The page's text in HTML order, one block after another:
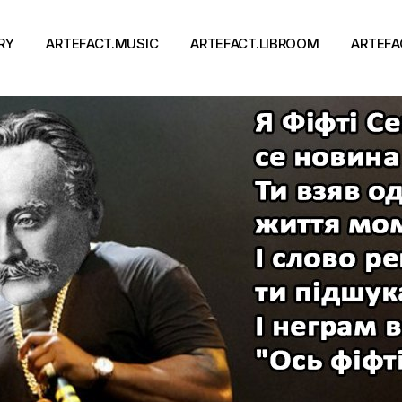
ARTEFACT.MUSIC
Виконавці
Альбоми
Концерти
ARTEFACT.LIBROOM
Письменники